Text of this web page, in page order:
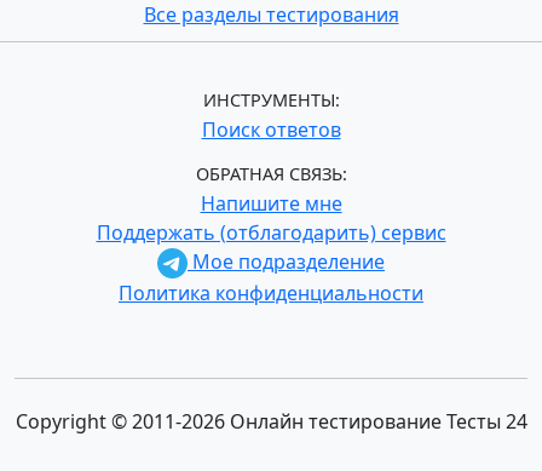
Все разделы тестирования
ИНСТРУМЕНТЫ:
Поиск ответов
ОБРАТНАЯ СВЯЗЬ:
Напишите мне
Поддержать (отблагодарить) сервис
Мое подразделение
Политика конфиденциальности
Copyright © 2011-2026 Онлайн тестирование Тесты 24